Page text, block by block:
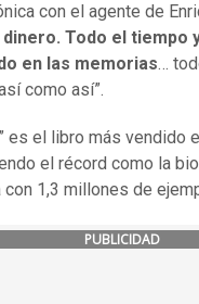
con el agente de
Todo el tiempo
en las memorias…
como así”.
es el libro más vendido
el récord como la
con 1,3 millones de
PUBLICIDAD